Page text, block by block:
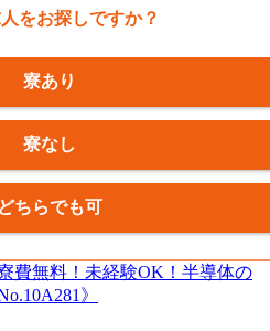
をお探しですか？
寮あり
寮なし
どちらでも可